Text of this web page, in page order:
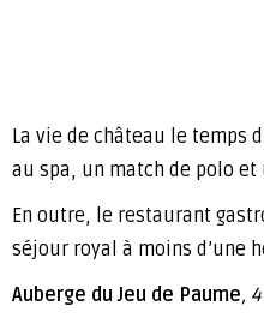
La vie de château le temps
au spa, un match de polo
En outre, le restaurant
séjour royal à moins d’une
Auberge du Jeu de Paume,